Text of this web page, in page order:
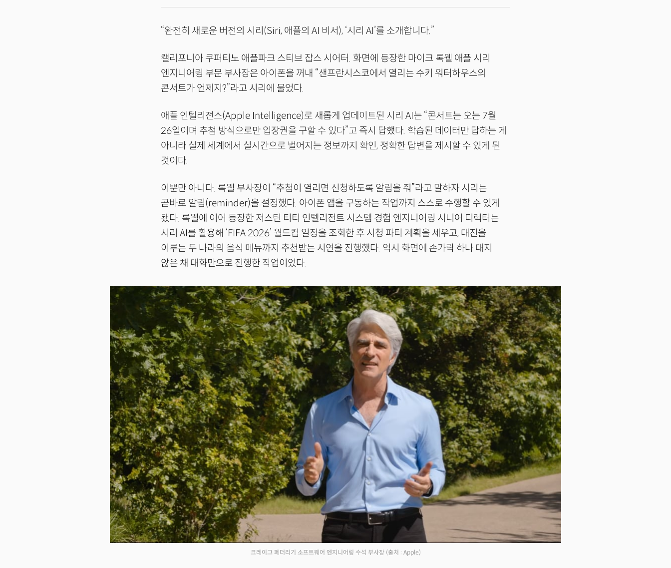
“완전히 새로운 버전의 시리(Siri, 애플의 AI 비서), ‘시리 AI’를 소개합니다.”
캘리포니아 쿠퍼티노 애플파크 스티브 잡스 시어터. 화면에 등장한 마이크 록웰 애플 시리
엔지니어링 부문 부사장은 아이폰을 꺼내 “샌프란시스코에서 열리는 수키 워터하우스의
콘서트가 언제지?”라고 시리에 물었다.
애플 인텔리전스(Apple Intelligence)로 새롭게 업데이트된 시리 AI는 “콘서트는 오는 7월
26일이며 추첨 방식으로만 입장권을 구할 수 있다”고 즉시 답했다. 학습된 데이터만 답하는 게
아니라 실제 세계에서 실시간으로 벌어지는 정보까지 확인, 정확한 답변을 제시할 수 있게 된
것이다.
이뿐만 아니다. 록웰 부사장이 “추첨이 열리면 신청하도록 알림을 줘”라고 말하자 시리는
곧바로 알림(reminder)을 설정했다. 아이폰 앱을 구동하는 작업까지 스스로 수행할 수 있게
됐다. 록웰에 이어 등장한 저스틴 티티 인텔리전트 시스템 경험 엔지니어링 시니어 디렉터는
시리 AI를 활용해 ‘FIFA 2026’ 월드컵 일정을 조회한 후 시청 파티 계획을 세우고, 대진을
이루는 두 나라의 음식 메뉴까지 추천받는 시연을 진행했다. 역시 화면에 손가락 하나 대지
않은 채 대화만으로 진행한 작업이었다.
크레이그 페더리기 소프트웨어 엔지니어링 수석 부사장 (출처 : Apple)